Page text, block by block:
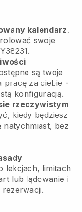
kalendarz,
swoje
są twoje
pracę za ciebie -
konfiguracją.
rzeczywistym
kiedy będziesz
natychmiast, bez
lekcjach, limitach
lub lądowanie i
rezerwacji.